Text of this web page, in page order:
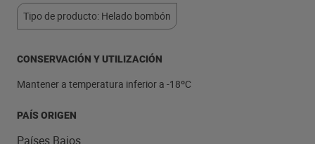
Tipo de producto: Helado bombón
CONSERVACIÓN Y UTILIZACIÓN
Mantener a temperatura inferior a -18ºC
PAÍS ORIGEN
Países Bajos